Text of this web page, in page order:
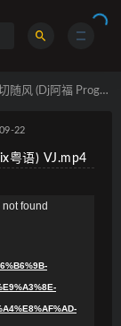
福 ProgHouse Mix粤语) VJ.mp4
22
粤语) VJ.mp4
found